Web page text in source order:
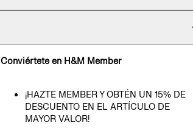
Conviértete en H&M Member
¡HAZTE MEMBER Y OBTÉN UN 15% DE
DESCUENTO EN EL ARTÍCULO DE
MAYOR VALOR!